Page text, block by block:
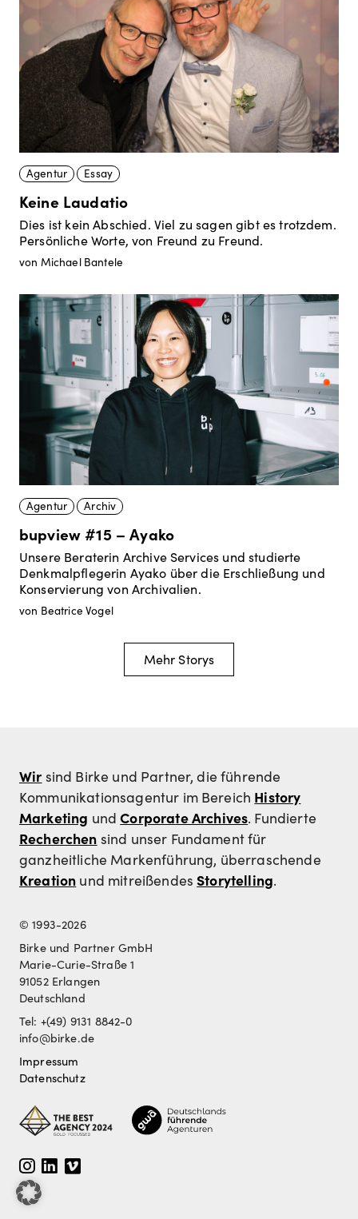
Agentur Essay
Keine Laudatio
Dies ist kein Abschied. Viel zu sagen gibt es trotzdem.
Persönliche Worte, von Freund zu Freund.
von Michael Bantele
Agentur Archiv
bupview #15 – Ayako
Unsere Beraterin Archive Services und studierte
Denkmalpflegerin Ayako über die Erschließung und
Konservierung von Archivalien.
von Beatrice Vogel
Mehr Storys
Wir sind Birke und Partner, die führende
Kommunikationsagentur im Bereich History
Marketing undCorporate Archives. Fundierte
Recherchen sind unser Fundament für
ganzheitliche Markenführung, überraschende
Kreation und mitreißendes Storytelling.
© 1993-2026
Birke und Partner GmbH
Marie-Curie-Straße 1
91052 Erlangen
Deutschland
Tel: +(49) 9131 8842-0
info@birke.de
Impressum
Datenschutz